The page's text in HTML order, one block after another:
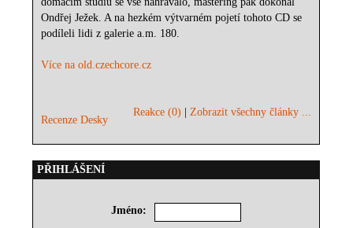
Ondřej Ježek. A na hezkém výtvarném pojetí tohoto CD se
podíleli lidi z galerie a.m. 180.
Více na old.czechcore.cz
Recenze Desky
Reakce (0) |Zobrazit všechny články ...
PŘIHLÁŠENÍ
Jméno: